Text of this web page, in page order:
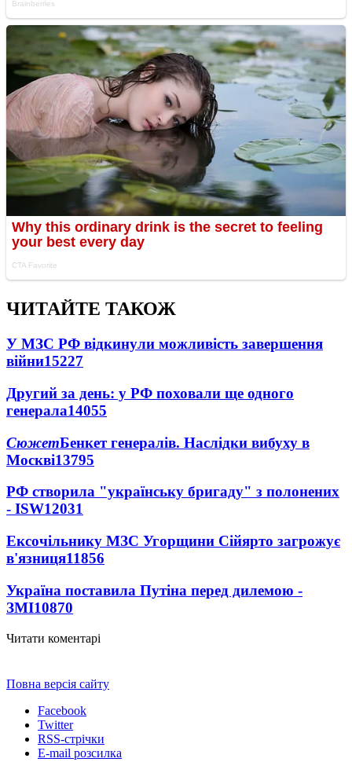
ЧИТАЙТЕ ТАКОЖ
У МЗС РФ відкинули можливість завершення
війни15227
Другий за день: у РФ поховали ще одного
генерала14055
СюжетБенкет генералів. Наслідки вибуху в
Москві13795
РФ створила "українську бригаду" з полонених
- ISW12031
Ексочільнику МЗС Угорщини Сійярто загрожує
в'язниця11856
Україна поставила Путіна перед дилемою -
ЗМІ10870
Читати коментарі
Повна версія сайту
Facebook
Twitter
RSS-стрічки
E-mail розсилка